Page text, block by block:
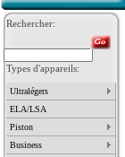
Rechercher:
Types d'appareils:
Ultralégers
ELA/LSA
Piston
Business